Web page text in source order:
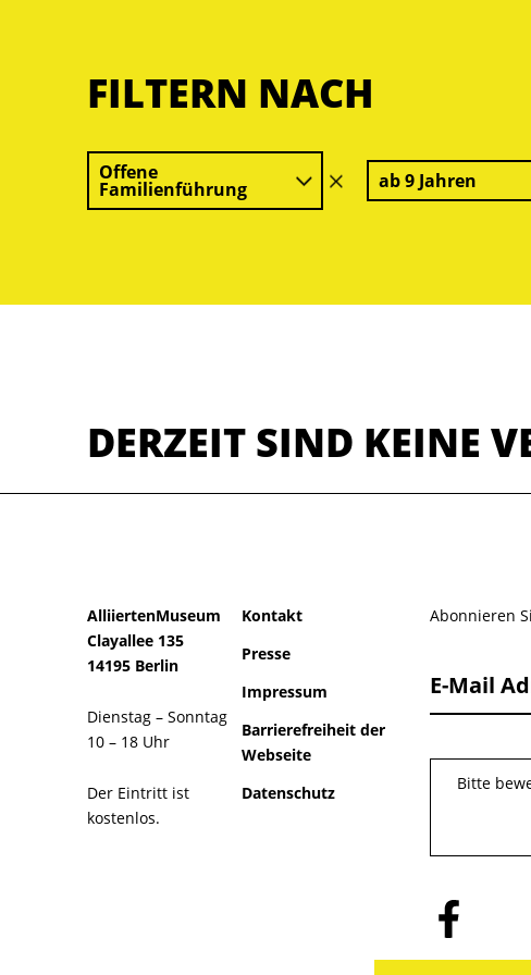
FILTERN NACH
Offene
Familienführung
Filter
löschen
ab 9 Jahren
DERZEIT SIND KEINE
AlliiertenMuseum
Clayallee 135
14195 Berlin
Dienstag – Sonntag
10 – 18 Uhr
Der Eintritt ist
kostenlos.
Kontakt
Presse
Impressum
Barrierefreiheit der
Webseite
Datenschutz
Abonnieren
E-Mail
Bitte
Folge
uns
auf